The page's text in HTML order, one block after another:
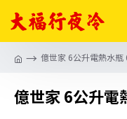
億世家 6公升電熱水瓶
億世家 6公升電